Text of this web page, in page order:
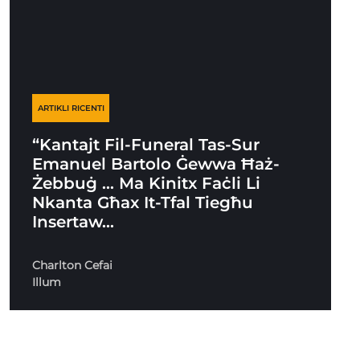
ARTIKLI RICENTI
“Kantajt Fil-Funeral Tas-Sur
Emanuel Bartolo Ġewwa Ħaż-
Żebbuġ … Ma Kinitx Faċli Li
Nkanta Għax It-Tfal Tiegħu
Insertaw…
Charlton Cefai
Illum